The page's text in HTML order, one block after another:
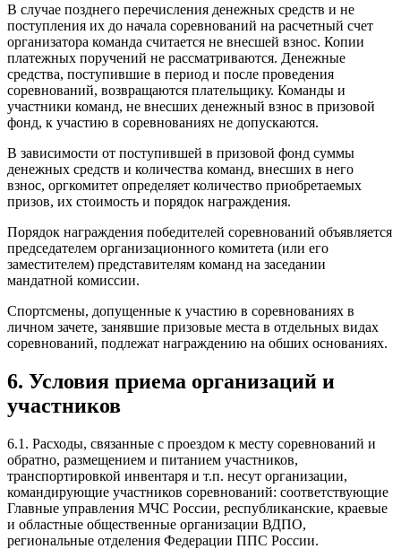
В случае позднего перечисления денежных средств и не
поступления их до начала соревнований на расчетный счет
организатора команда считается не внесшей взнос. Копии
платежных поручений не рассматриваются. Денежные
средства, поступившие в период и после проведения
соревнований, возвращаются плательщику. Команды и
участники команд, не внесших денежный взнос в призовой
фонд, к участию в соревнованиях не допускаются.
В зависимости от поступившей в призовой фонд суммы
денежных средств и количества команд, внесших в него
взнос, оргкомитет определяет количество приобретаемых
призов, их стоимость и порядок награждения.
Порядок награждения победителей соревнований объявляется
председателем организационного комитета (или его
заместителем) представителям команд на заседании
мандатной комиссии.
Спортсмены, допущенные к участию в соревнованиях в
личном зачете, занявшие призовые места в отдельных видах
соревнований, подлежат награждению на обших основаниях.
6. Условия приема организаций и
участников
6.1. Расходы, связанные с проездом к месту соревнований и
обратно, размещением и питанием участников,
транспортировкой инвентаря и т.п. несут организации,
командирующие участников соревнований: соответствующие
Главные управления МЧС России, республиканские, краевые
и областные общественные организации ВДПО,
региональные отделения Федерации ППС России.